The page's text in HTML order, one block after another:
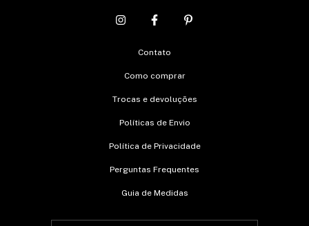
Contato
Como comprar
Trocas e devoluções
Políticas de Envio
Política de Privacidade
Perguntas Frequentes
Guia de Medidas